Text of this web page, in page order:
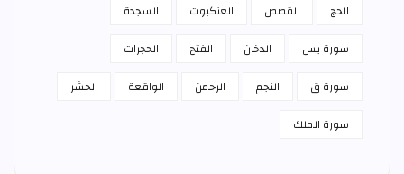
الحج
القصص العنكبوت
السجدة
سورة يس
الدخان الفتح
الحجرات
سورة ق
النجم الرحمن الواقعة
الحشر
سورة الملك